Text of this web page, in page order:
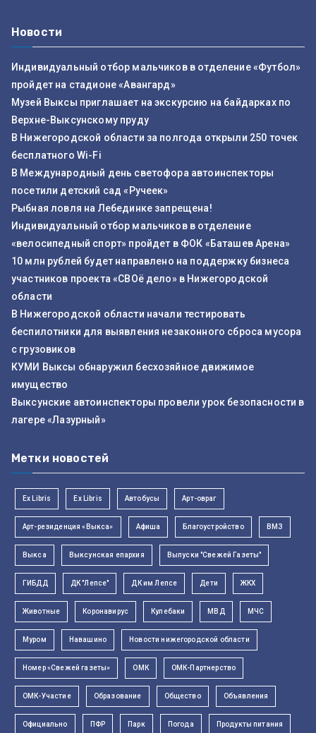
Новости
Индивидуальный отбор мальчиков в отделение «Футбол»
пройдет на стадионе «Авангард»
Музей Выксы приглашает на экскурсию на байдарках по
Верхне-Выксунскому пруду
В Нижегородской области за полгода открыли 250 точек
бесплатного Wi-Fi
В Международный день светофора автоинспекторы
посетили детский сад «Ручеек»
Рыбная ловля на Лебединке запрещена!
Индивидуальный отбор мальчиков в отделение
«велосипедный спорт» пройдет в ФОК «Баташев Арена»
10 млн рублей будет направлено на поддержку бизнеса
участников проекта «СВОё дело» в Нижегородской
области
В Нижегородской области начали тестировать
беспилотники для выявления незаконного сброса мусора
с грузовиков
КУМИ Выксы обнаружил бесхозяйное движимое
имущество
Выксунские автоинспекторы провели урок безопасности в
лагере «Лазурный»
Метки новостей
Ex Libris Ex Libris Автобусы Арт-овраг
Арт-резиденция «Выкса» Афиша Благоустройство ВМЗ
Выкса Выксунская епархия Выпуски "Свежей Газеты"
ГИБДД ДК "Лепсе" ДК им Лепсе Дети ЖКХ
Животные Коронавирус Кулебаки МВД МЧС
Муром Навашино Новости нижегородской области
Номер «Свежей газеты» ОМК ОМК-Партнерство
ОМК-Участие Образование Общество Объявления
Официально ПФР Парк Погода Продукты питания